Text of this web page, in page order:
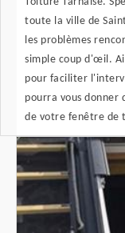
toute la ville de
les problèmes
simple coup d'œil.
pour faciliter
pourra vous donner
de votre fenêtre de